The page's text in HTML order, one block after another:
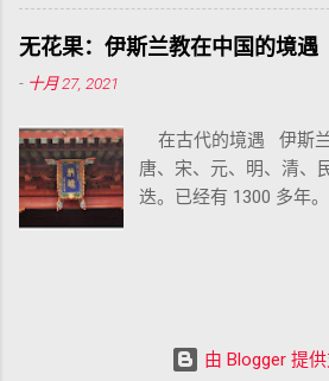
了。
无花果：伊斯兰教在中国的境遇
- 十月 27, 2021
在古代的境遇 伊斯
唐、宋、元、明、清、
迭。已经有 1300 多年
交的时间，在此之前
创始人艾布·宛噶斯，
由 Blogger 提